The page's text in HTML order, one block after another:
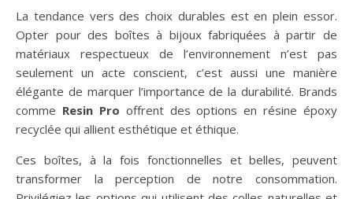
La tendance vers des choix durables est en plein essor.
Opter pour des boîtes à bijoux fabriquées à partir de
matériaux respectueux de l’environnement n’est pas
seulement un acte conscient, c’est aussi une manière
élégante de marquer l’importance de la durabilité. Brands
comme Resin Pro offrent des options en résine époxy
recyclée qui allient esthétique et éthique.
Ces boîtes, à la fois fonctionnelles et belles, peuvent
transformer la perception de notre consommation.